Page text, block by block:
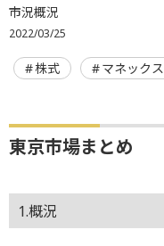
市況概況
2022/03/25
株式 マネックス
東京市場まとめ
1.概況